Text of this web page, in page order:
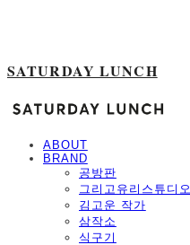
SATURDAY LUNCH
ABOUT
BRAND
공방판
그리고유리스튜디오
김고운 작가
삼작소
식구기